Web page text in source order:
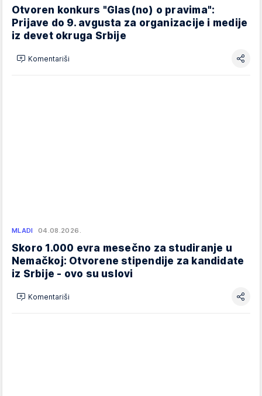
Otvoren konkurs "Glas(no) o pravima":
Prijave do 9. avgusta za organizacije i medije
iz devet okruga Srbije
Komentariši
MLADI 04.08.2026.
Skoro 1.000 evra mesečno za studiranje u
Nemačkoj: Otvorene stipendije za kandidate
iz Srbije - ovo su uslovi
Komentariši